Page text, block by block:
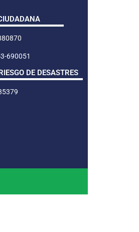
690051
DE DESASTRES